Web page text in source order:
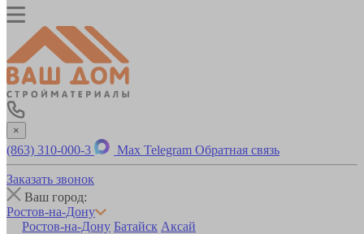
×
(863) 310-000-3 Max Telegram Обратная связь
Заказать звонок
Ваш город:
Ростов-на-Дону
Ростов-на-Дону Батайск Аксай